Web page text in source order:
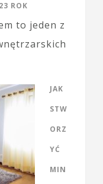
ROK
to jeden z
JAK
STW
ORZ
YĆ
MIN